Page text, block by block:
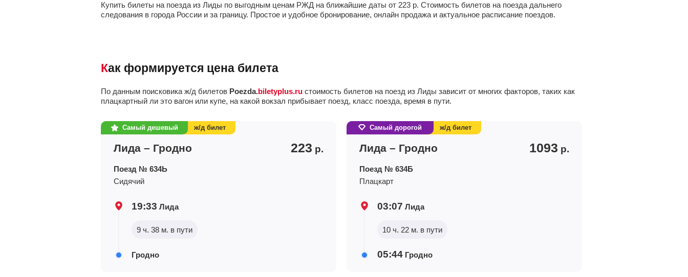
Купить билеты на поезда из Лиды по выгодным ценам РЖД на ближайшие даты от 223 р. Стоимость билетов на поезда дальнего
следования в города России и за границу. Простое и удобное бронирование, онлайн продажа и актуальное расписание поездов.
Как формируется цена билета
По данным поисковика ж/д билетов Poezda.biletyplus.ru стоимость билетов на поезд из Лиды зависит от многих факторов, таких как
плацкартный ли это вагон или купе, на какой вокзал прибывает поезд, класс поезда, время в пути.
Самый дешевый ж/д билет
Лида – Гродно 223 р.
Поезд № 634Ь
Сидячий
19:33 Лида
Гродно
9 ч. 38 м. в пути
Самый дорогой ж/д билет
Лида – Гродно 1093 р.
Поезд № 634Б
Плацкарт
03:07 Лида
05:44 Гродно
10 ч. 22 м. в пути